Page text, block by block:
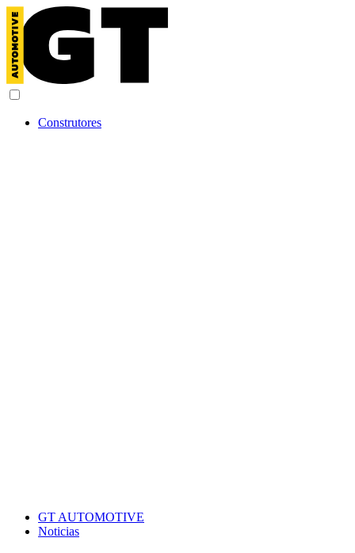
Construtores
GT AUTOMOTIVE
Noticias